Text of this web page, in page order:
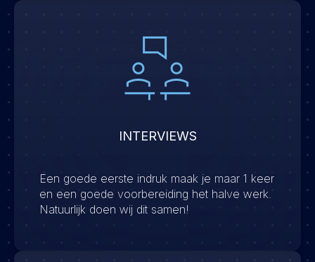
INTERVIEWS
Een goede eerste indruk maak je maar 1 keer
en een goede voorbereiding het halve werk.
Natuurlijk doen wij dit samen!